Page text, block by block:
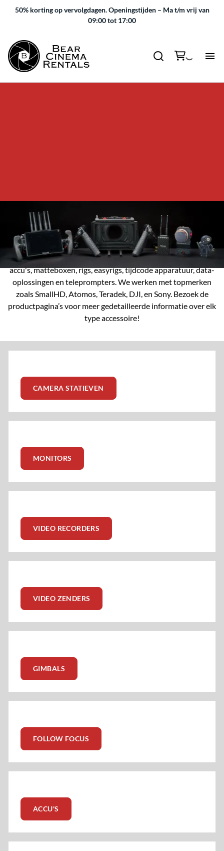
50% korting op vervolgdagen. Openingstijden – Ma t/m vrij van
09:00 tot 17:00
Camera Accessoires
Bear Cinema Rentals biedt een uitgebreide reeks camera-
accessoires, zoals camera-statieven, monitors, video
recorders, video zenders, gimbals, follow focus systemen,
accu's, matteboxen, rigs, easyrigs, tijdcode apparatuur, data-
oplossingen en teleprompters. We werken met topmerken
zoals SmallHD, Atomos, Teradek, DJI, en Sony. Bezoek de
productpagina’s voor meer gedetailleerde informatie over elk
type accessoire!
CAMERA STATIEVEN
MONITORS
VIDEO RECORDERS
VIDEO ZENDERS
GIMBALS
FOLLOW FOCUS
ACCU'S